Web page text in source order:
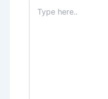
here..